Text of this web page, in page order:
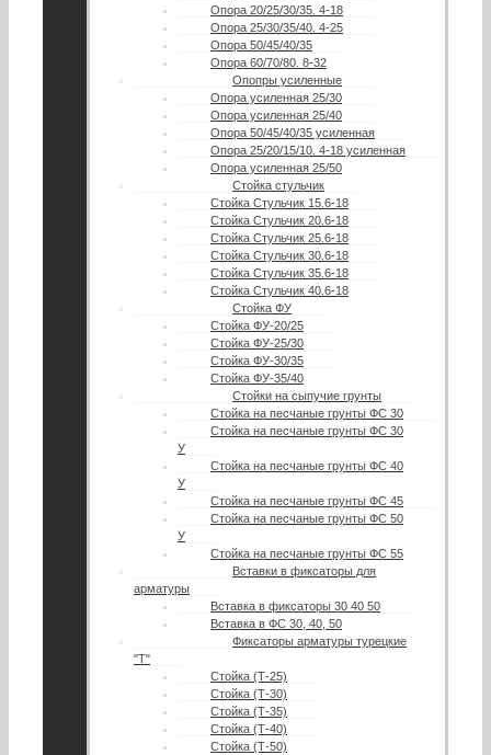
Опора 20/25/30/35. 4-18
Опора 25/30/35/40. 4-25
Опора 50/45/40/35
Опора 60/70/80. 8-32
Опопры усиленные
Опора усиленная 25/30
Опора усиленная 25/40
Опора 50/45/40/35 усиленная
Опора 25/20/15/10. 4-18 усиленная
Опора усиленная 25/50
Стойка стульчик
Стойка Стульчик 15.6-18
Стойка Стульчик 20.6-18
Стойка Стульчик 25.6-18
Стойка Стульчик 30.6-18
Стойка Стульчик 35.6-18
Стойка Стульчик 40.6-18
Стойка ФУ
Стойка ФУ-20/25
Стойка ФУ-25/30
Стойка ФУ-30/35
Стойка ФУ-35/40
Стойки на сыпучие грунты
Стойка на песчаные грунты ФС 30
Стойка на песчаные грунты ФС 30
У
Стойка на песчаные грунты ФС 40
У
Стойка на песчаные грунты ФС 45
Стойка на песчаные грунты ФС 50
У
Стойка на песчаные грунты ФС 55
Вставки в фиксаторы для
арматуры
Вставка в фиксаторы 30 40 50
Вставка в ФС 30, 40, 50
Фиксаторы арматуры турецкие
"Т"
Стойка (Т-25)
Стойка (Т-30)
Стойка (Т-35)
Стойка (Т-40)
Стойка (Т-50)